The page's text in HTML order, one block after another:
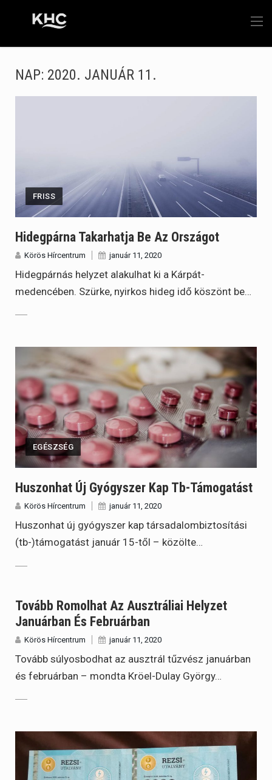
NAP: 2020. JANUÁR 11.
FRISS
Hidegpárna Takarhatja Be Az Országot
Körös Hírcentrum január 11, 2020
Hidegpárnás helyzet alakulhat ki a Kárpát-
medencében. Szürke, nyirkos hideg idő köszönt be…
EGÉSZSÉG
Huszonhat Új Gyógyszer Kap Tb-Támogatást
Körös Hírcentrum január 11, 2020
Huszonhat új gyógyszer kap társadalombiztosítási
(tb-)támogatást január 15-től – közölte…
Tovább Romolhat Az Ausztráliai Helyzet
Januárban És Februárban
Körös Hírcentrum január 11, 2020
Tovább súlyosbodhat az ausztrál tűzvész januárban
és februárban – mondta Kröel-Dulay György…